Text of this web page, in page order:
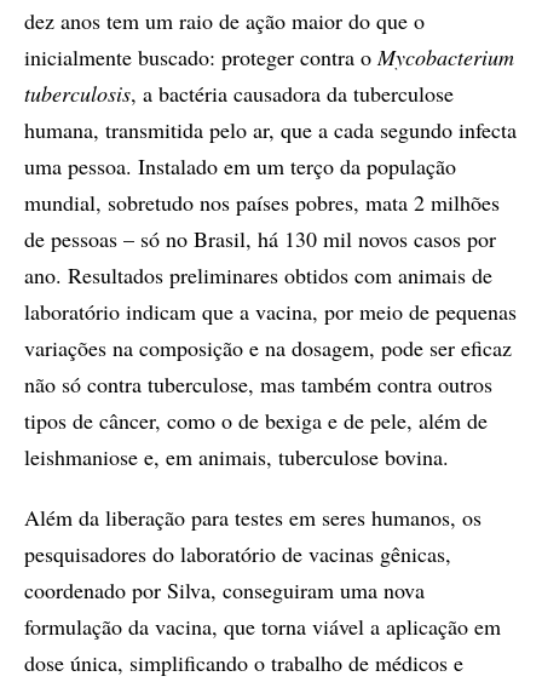
dez anos tem um raio de ação maior do que o
inicialmente buscado: proteger contra o Mycobacterium
tuberculosis, a bactéria causadora da tuberculose
humana, transmitida pelo ar, que a cada segundo infecta
uma pessoa. Instalado em um terço da população
mundial, sobretudo nos países pobres, mata 2 milhões
de pessoas – só no Brasil, há 130 mil novos casos por
ano. Resultados preliminares obtidos com animais de
laboratório indicam que a vacina, por meio de pequenas
variações na composição e na dosagem, pode ser eficaz
não só contra tuberculose, mas também contra outros
tipos de câncer, como o de bexiga e de pele, além de
leishmaniose e, em animais, tuberculose bovina.
Além da liberação para testes em seres humanos, os
pesquisadores do laboratório de vacinas gênicas,
coordenado por Silva, conseguiram uma nova
formulação da vacina, que torna viável a aplicação em
dose única, simplificando o trabalho de médicos e